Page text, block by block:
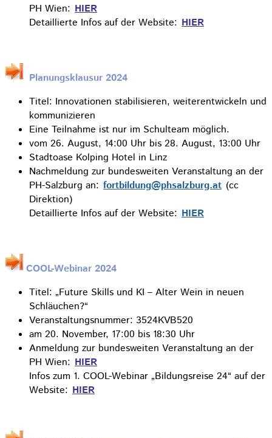
PH Wien: HIER
Detaillierte Infos auf der Website: HIER
Planungsklausur 2024
Titel: Innovationen stabilisieren, weiterentwickeln und
kommunizieren
Eine Teilnahme ist nur im Schulteam möglich.
vom 26. August, 14:00 Uhr bis 28. August, 13:00 Uhr
Stadtoase Kolping Hotel in Linz
Nachmeldung zur bundesweiten Veranstaltung an der
PH-Salzburg an: fortbildung@phsalzburg.at (cc
Direktion)
Detaillierte Infos auf der Website: HIER
COOL-Webinar 2024
Titel: „Future Skills und KI – Alter Wein in neuen
Schläuchen?“
Veranstaltungsnummer: 3524KVB520
am 20. November, 17:00 bis 18:30 Uhr
Anmeldung zur bundesweiten Veranstaltung an der
PH Wien: HIER
Infos zum 1. COOL-Webinar „Bildungsreise 24“ auf der
Website: HIER